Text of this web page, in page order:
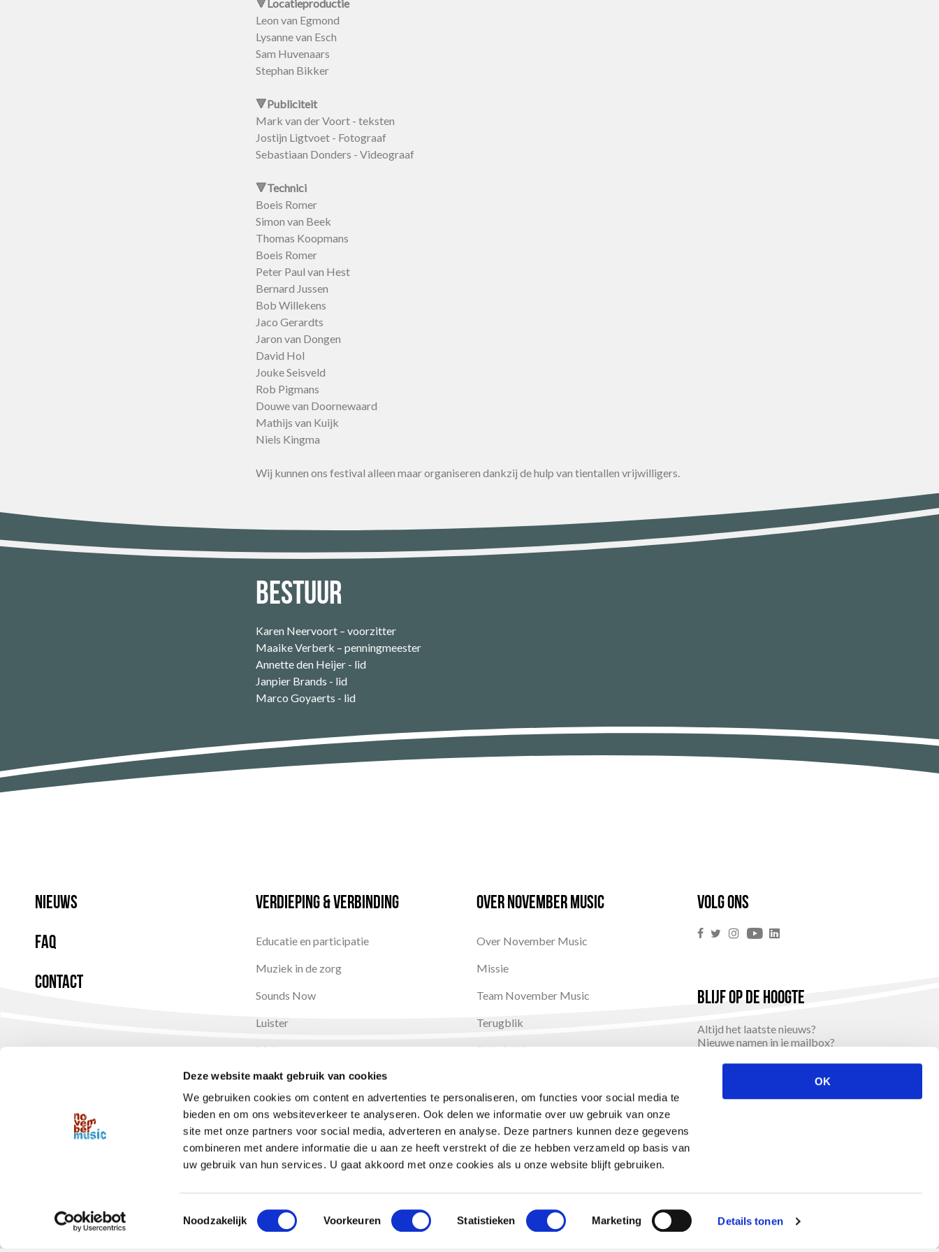
Deze website maakt gebruik van cookies
We gebruiken cookies om content en advertenties te personaliseren, om functies voor social media te
bieden en om ons websiteverkeer te analyseren. Ook delen we informatie over uw gebruik van onze
site met onze partners voor social media, adverteren en analyse. Deze partners kunnen deze gegevens
combineren met andere informatie die u aan ze heeft verstrekt of die ze hebben verzameld op basis van
uw gebruik van hun services. U gaat akkoord met onze cookies als u onze website blijft gebruiken.
Toestemmingsselectie
Noodzakelijk Voorkeuren Statistieken Marketing Details tonen
OK
🔻Locatieproductie
Leon van Egmond
Lysanne van Esch
Sam Huvenaars
Stephan Bikker
🔻Publiciteit
Mark van der Voort - teksten
Jostijn Ligtvoet - Fotograaf
Sebastiaan Donders - Videograaf
🔻Technici
Boeis Romer
Simon van Beek
Thomas Koopmans
Boeis Romer
Peter Paul van Hest
Bernard Jussen
Bob Willekens
Jaco Gerardts
Jaron van Dongen
David Hol
Jouke Seisveld
Rob Pigmans
Douwe van Doornewaard
Mathijs van Kuijk
Niels Kingma
Wij kunnen ons festival alleen maar organiseren dankzij de hulp van tientallen vrijwilligers.
Bestuur
Karen Neervoort – voorzitter
Maaike Verberk – penningmeester
Annette den Heijer - lid
Janpier Brands - lid
Marco Goyaerts - lid
Nieuws
FAQ
Contact
Verdieping & Verbinding
Educatie en participatie
Muziek in de zorg
Sounds Now
Luister
Makers
Publicaties
Over November Music
Over November Music
Missie
Team November Music
Terugblik
Stakeholders
ANBI
Steun ons
Volg ons
Blijf op de hoogte
Altijd het laatste nieuws?
Nieuwe namen in je mailbox?